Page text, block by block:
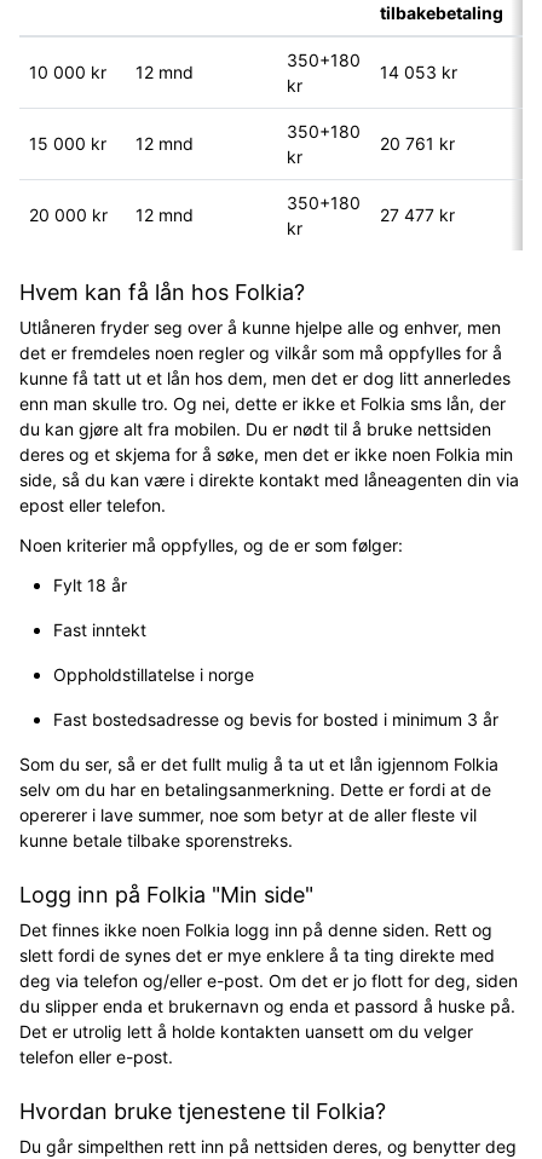
tilbakebetaling
10 000 kr 12 mnd
350+180
kr
14 053 kr
15 000 kr 12 mnd
350+180
kr
20 761 kr
20 000 kr 12 mnd
350+180
kr
27 477 kr
Hvem kan få lån hos Folkia?
Utlåneren fryder seg over å kunne hjelpe alle og enhver, men
det er fremdeles noen regler og vilkår som må oppfylles for å
kunne få tatt ut et lån hos dem, men det er dog litt annerledes
enn man skulle tro. Og nei, dette er ikke et Folkia sms lån, der
du kan gjøre alt fra mobilen. Du er nødt til å bruke nettsiden
deres og et skjema for å søke, men det er ikke noen Folkia min
side, så du kan være i direkte kontakt med låneagenten din via
epost eller telefon.
Noen kriterier må oppfylles, og de er som følger:
Fylt 18 år
Fast inntekt
Oppholdstillatelse i norge
Fast bostedsadresse og bevis for bosted i minimum 3 år
Som du ser, så er det fullt mulig å ta ut et lån igjennom Folkia
selv om du har en betalingsanmerkning. Dette er fordi at de
opererer i lave summer, noe som betyr at de aller fleste vil
kunne betale tilbake sporenstreks.
Logg inn på Folkia "Min side"
Det finnes ikke noen Folkia logg inn på denne siden. Rett og
slett fordi de synes det er mye enklere å ta ting direkte med
deg via telefon og/eller e-post. Om det er jo flott for deg, siden
du slipper enda et brukernavn og enda et passord å huske på.
Det er utrolig lett å holde kontakten uansett om du velger
telefon eller e-post.
Hvordan bruke tjenestene til Folkia?
Du går simpelthen rett inn på nettsiden deres, og benytter deg